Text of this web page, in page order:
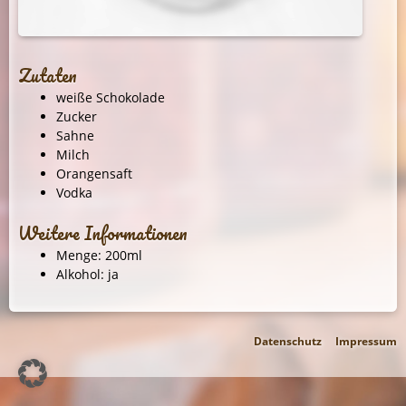
Zutaten
weiße Schokolade
Zucker
Sahne
Milch
Orangensaft
Vodka
Weitere Informationen
Menge: 200ml
Alkohol: ja
Impressum
Datenschutz